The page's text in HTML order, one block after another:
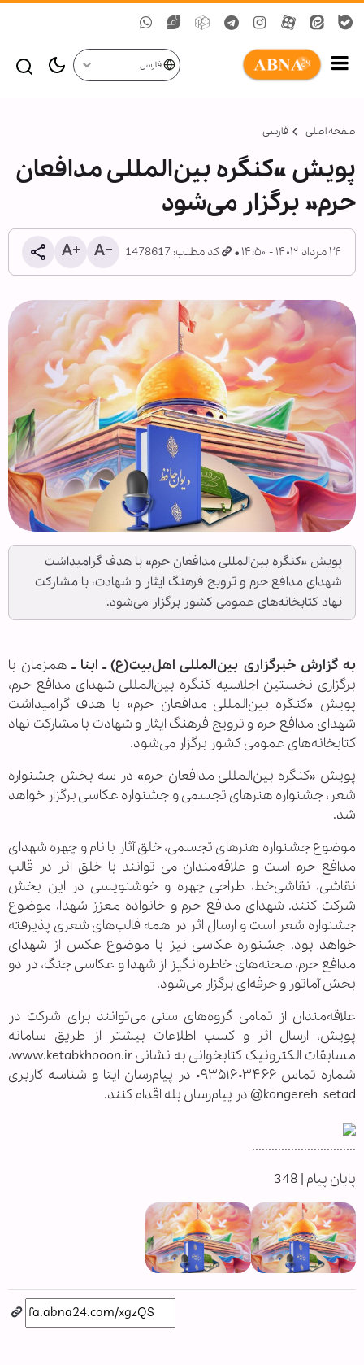
فارسی
صفحه اصلی فارسی
پویش «کنگره بین‌المللی مدافعان
حرم» برگزار می‌شود
۲۴ مرداد ۱۴۰۳ - ۱۴:۵۰ کد مطلب: 1478617
پویش «کنگره بین‌المللی مدافعان حرم» با هدف گرامیداشت
شهدای مدافع حرم و ترویج فرهنگ ایثار و شهادت، با مشارکت
نهاد کتابخانه‌های عمومی کشور برگزار می‌شود.
به گزارش خبرگزاری بین‌المللی اهل‌بیت(ع) ـ ابنا ـ همزمان با
برگزاری نخستین اجلاسیه کنگره بین‌المللی شهدای مدافع حرم،
پویش «کنگره بین‌المللی مدافعان حرم» با هدف گرامیداشت
شهدای مدافع حرم و ترویج فرهنگ ایثار و شهادت با مشارکت نهاد
کتابخانه‌های عمومی کشور برگزار می‌شود.
پویش «کنگره بین‌المللی مدافعان حرم» در سه بخش جشنواره
شعر، جشنواره هنرهای تجسمی و جشنواره عکاسی برگزار خواهد
شد.
موضوع جشنواره هنرهای تجسمی، خلق آثار با نام و چهره شهدای
مدافع حرم است و علاقه‌مندان می توانند با خلق اثر در قالب
نقاشی، نقاشی‌خط، طراحی چهره و خوشنویسی در این بخش
شرکت کنند. شهدای مدافع حرم و خانواده معزز شهدا، موضوع
جشنواره شعر است و ارسال اثر در همه قالب‌های شعری پذیرفته
خواهد بود. جشنواره عکاسی نیز با موضوع عکس از شهدای
مدافع حرم، صحنه‌های خاطره‌انگیز از شهدا و عکاسی جنگ، در دو
بخش آماتور و حرفه‌ای برگزار می‌شود.
علاقه‌مندان از تمامی گروه‌های سنی می‌توانند برای شرکت در
پویش، ارسال اثر و کسب اطلاعات بیشتر از طریق سامانه
مسابقات الکترونیک کتابخوانی به نشانی www.ketabkhooon.ir،
شماره تماس ۰۹۳۵۱۶۰۳۴۶۶ در پیام‌رسان ایتا و شناسه کاربری
kongereh_setad@ در پیام‌رسان بله اقدام کنند.
................................
پایان پیام | 348